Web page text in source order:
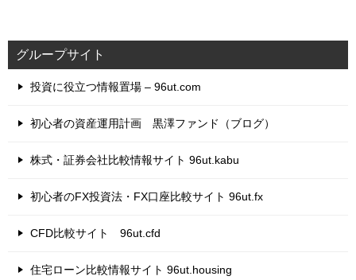
グループサイト
投資に役立つ情報置場 – 96ut.com
初心者の資産運用計画 黒澤ファンド（ブログ）
株式・証券会社比較情報サイト 96ut.kabu
初心者のFX投資法・FX口座比較サイト 96ut.fx
CFD比較サイト 96ut.cfd
住宅ローン比較情報サイト 96ut.housing